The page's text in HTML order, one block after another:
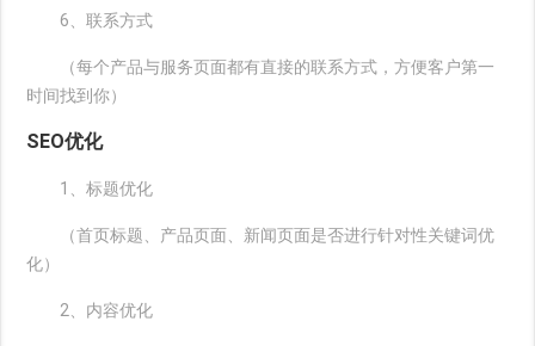
6、联系方式
（每个产品与服务页面都有直接的联系方式，方便客户第一
时间找到你）
SEO优化
1、标题优化
（首页标题、产品页面、新闻页面是否进行针对性关键词优
化）
2、内容优化